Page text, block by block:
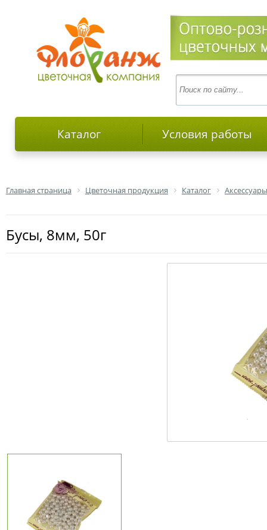
Каталог Условия работы
Главная страница Цветочная продукция Каталог
Бусы, 8мм, 50г